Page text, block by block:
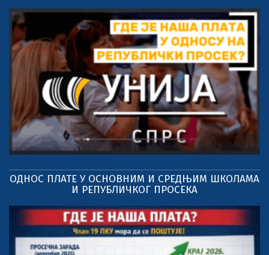
ОДНОС ПЛАТЕ У ОСНОВНИМ И СРЕДЊИМ ШКОЛАМА
И РЕПУБЛИЧКОГ ПРОСЕКА